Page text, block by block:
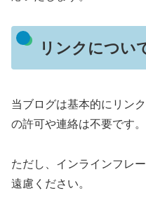
リンクについ
当ブログは基本的にリン
の許可や連絡は不要です。
ただし、インラインフレ
遠慮ください。